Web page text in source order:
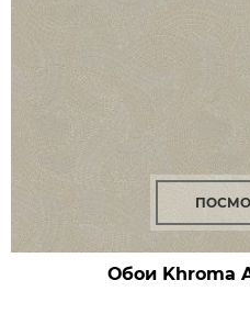
Обои Khroma